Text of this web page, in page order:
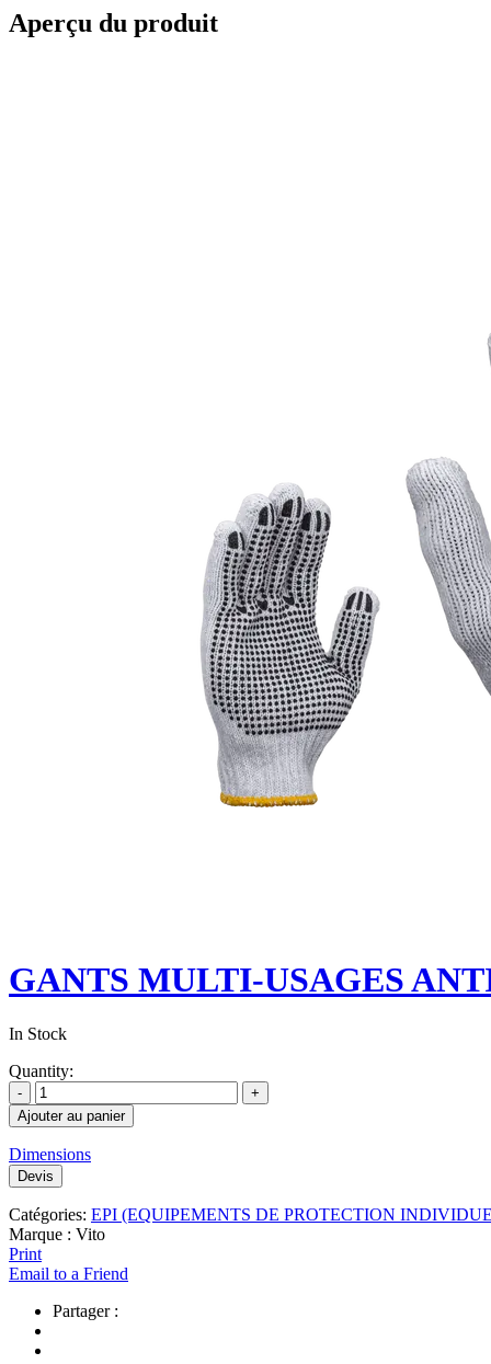
Aperçu du produit
GANTS MULTI-USAGES
In Stock
Quantity:
Ajouter au panier
Dimensions
Devis
Catégories: EPI (EQUIPEMENTS DE PROTECTION
Marque : Vito
Print
Email to a Friend
Partager :